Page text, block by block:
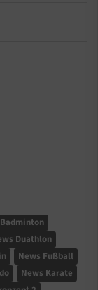
Duathlon
News Fußball
News Karate